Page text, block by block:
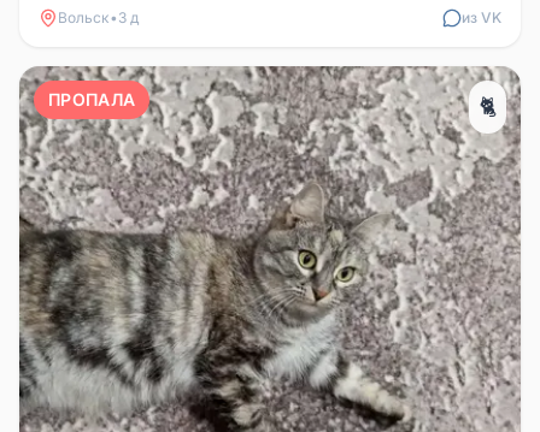
Вольск• 3 д из VK
ПРОПАЛА 🐈